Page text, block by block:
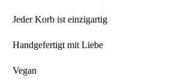
Jeder Korb ist einzigartig
Handgefertigt mit Liebe
Vegan